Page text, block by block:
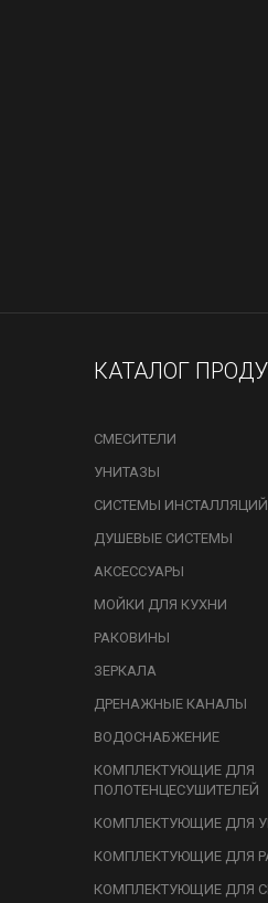
КАТАЛОГ
СМЕСИТЕЛИ
УНИТАЗЫ
СИСТЕМЫ ИНСТАЛЛЯЦИЙ
ДУШЕВЫЕ СИСТЕМЫ
АКСЕССУАРЫ
МОЙКИ ДЛЯ КУХНИ
РАКОВИНЫ
ЗЕРКАЛА
ДРЕНАЖНЫЕ КАНАЛЫ
ВОДОСНАБЖЕНИЕ
КОМПЛЕКТУЮЩИЕ ДЛЯ
ПОЛОТЕНЦЕСУШИТЕЛЕЙ
КОМПЛЕКТУЮЩИЕ ДЛЯ
КОМПЛЕКТУЮЩИЕ ДЛЯ
КОМПЛЕКТУЮЩИЕ ДЛЯ